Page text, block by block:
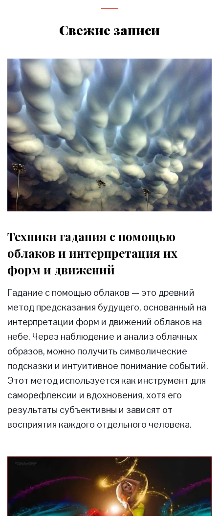
Свежие записи
Техники гадания с помощью
облаков и интерпретация их
форм и движений
Гадание с помощью облаков — это древний
метод предсказания будущего, основанный на
интерпретации форм и движений облаков на
небе. Через наблюдение и анализ облачных
образов, можно получить символические
подсказки и интуитивное понимание событий.
Этот метод используется как инструмент для
саморефлексии и вдохновения, хотя его
результаты субъективны и зависят от
восприятия каждого отдельного человека.